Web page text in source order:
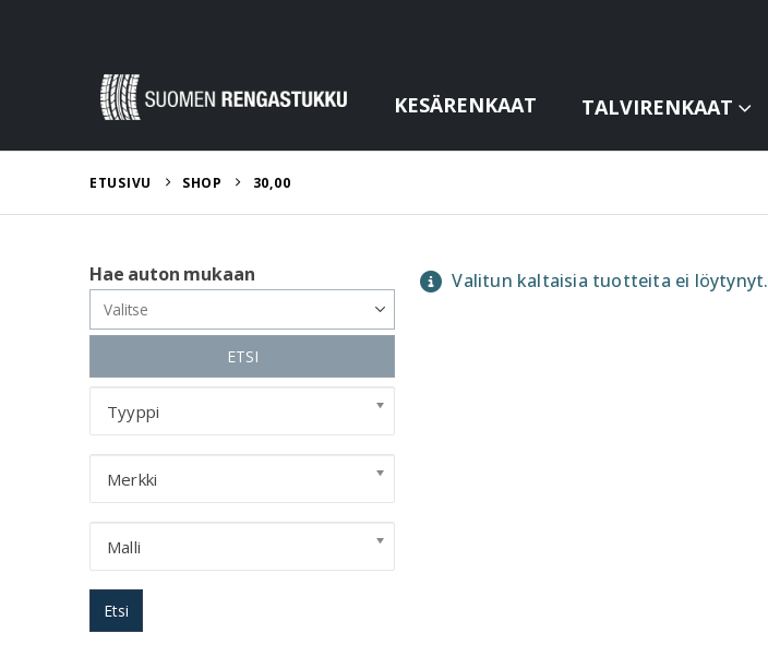
KESÄRENKAAT TALVIRENKAAT
ETUSIVU SHOP 30,00
Valitun kaltaisia tuotteita ei löytynyt.
Hae auton mukaan
ETSI
Tyyppi
Merkki
Malli
Etsi